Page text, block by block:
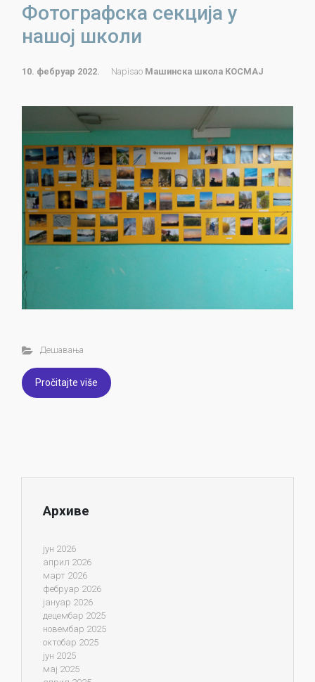
Фотографска секција у
нашој школи
10. фебруар 2022. Napisao Машинска школа КОСМАЈ
Дешавања
Pročitajte više
Архиве
јун 2026
април 2026
март 2026
фебруар 2026
јануар 2026
децембар 2025
новембар 2025
октобар 2025
јун 2025
мај 2025